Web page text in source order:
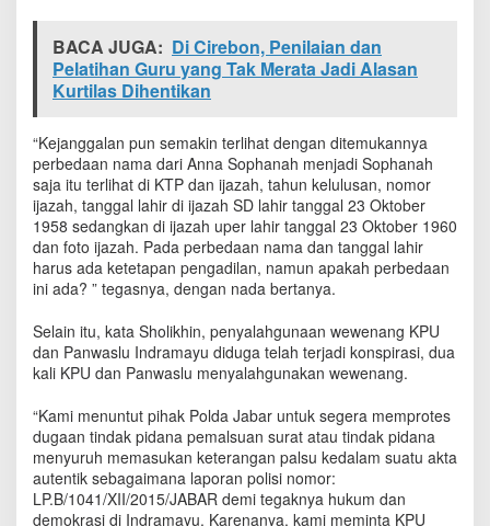
BACA JUGA: Di Cirebon, Penilaian dan
Pelatihan Guru yang Tak Merata Jadi Alasan
Kurtilas Dihentikan
“Kejanggalan pun semakin terlihat dengan ditemukannya
perbedaan nama dari Anna Sophanah menjadi Sophanah
saja itu terlihat di KTP dan ijazah, tahun kelulusan, nomor
ijazah, tanggal lahir di ijazah SD lahir tanggal 23 Oktober
1958 sedangkan di ijazah uper lahir tanggal 23 Oktober 1960
dan foto ijazah. Pada perbedaan nama dan tanggal lahir
harus ada ketetapan pengadilan, namun apakah perbedaan
ini ada? ” tegasnya, dengan nada bertanya.
Selain itu, kata Sholikhin, penyalahgunaan wewenang KPU
dan Panwaslu Indramayu diduga telah terjadi konspirasi, dua
kali KPU dan Panwaslu menyalahgunakan wewenang.
“Kami menuntut pihak Polda Jabar untuk segera memprotes
dugaan tindak pidana pemalsuan surat atau tindak pidana
menyuruh memasukan keterangan palsu kedalam suatu akta
autentik sebagaimana laporan polisi nomor:
LP.B/1041/XII/2015/JABAR demi tegaknya hukum dan
demokrasi di Indramayu. Karenanya, kami meminta KPU